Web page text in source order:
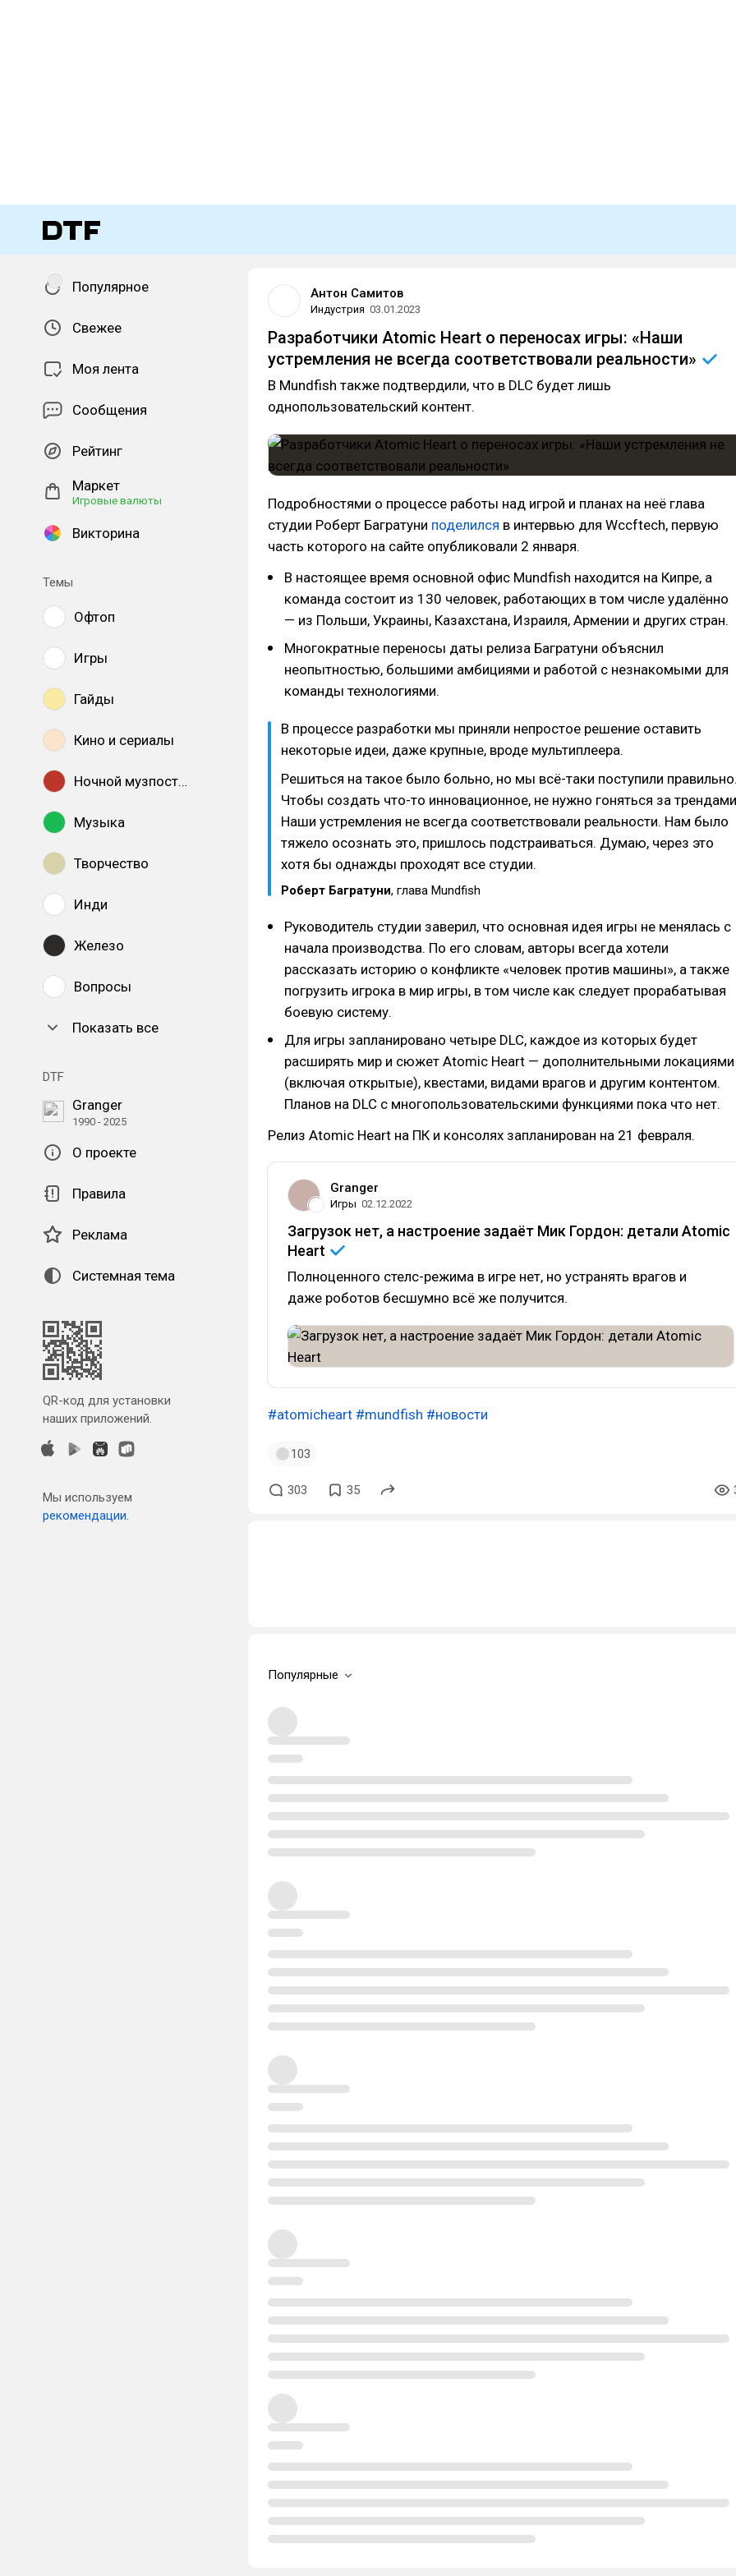
Популярное
Свежее
Моя лента
Сообщения
Рейтинг
Маркет
Игровые валюты
Викторина
Темы
Офтоп
Игры
Гайды
Кино и сериалы
Ночной музпостинг
Музыка
Творчество
Инди
Железо
Вопросы
Показать все
DTF
Granger
1990 - 2025
О проекте
Правила
Реклама
Системная тема
QR-код для установки
наших приложений.
Мы используем
рекомендации.
Антон Самитов
Индустрия 03.01.2023
Разработчики Atomic Heart о переносах игры: «Наши
устремления не всегда соответствовали реальности»
В Mundfish также подтвердили, что в DLC будет лишь
однопользовательский контент.
Подробностями о процессе работы над игрой и планах на неё глава
студии Роберт Багратуни поделился в интервью для Wccftech, первую
часть которого на сайте опубликовали 2 января.
В настоящее время основной офис Mundfish находится на Кипре, а
команда состоит из 130 человек, работающих в том числе удалённо
— из Польши, Украины, Казахстана, Израиля, Армении и других стран.
Многократные переносы даты релиза Багратуни объяснил
неопытностью, большими амбициями и работой с незнакомыми для
команды технологиями.
В процессе разработки мы приняли непростое решение оставить
некоторые идеи, даже крупные, вроде мультиплеера.
Решиться на такое было больно, но мы всё-таки поступили
Чтобы создать что-то инновационное, не нужно гоняться за
Наши устремления не всегда соответствовали реальности. Нам было
тяжело осознать это, пришлось подстраиваться. Думаю, через это
хотя бы однажды проходят все студии.
Роберт Багратуни, глава Mundfish
Руководитель студии заверил, что основная идея игры не менялась с
начала производства. По его словам, авторы всегда хотели
рассказать историю о конфликте «человек против машины», а также
погрузить игрока в мир игры, в том числе как следует прорабатывая
боевую систему.
Для игры запланировано четыре DLC, каждое из которых будет
расширять мир и сюжет Atomic Heart — дополнительными локациями
(включая открытые), квестами, видами врагов и другим контентом.
Планов на DLC с многопользовательскими функциями пока что нет.
Релиз Atomic Heart на ПК и консолях запланирован на 21 февраля.
Granger
Игры 02.12.2022
Загрузок нет, а настроение задаёт Мик Гордон: детали Atomic
Heart
Полноценного стелс-режима в игре нет, но устранять врагов и
даже роботов бесшумно всё же получится.
#atomicheart #mundfish #новости
103
303 35
Популярные